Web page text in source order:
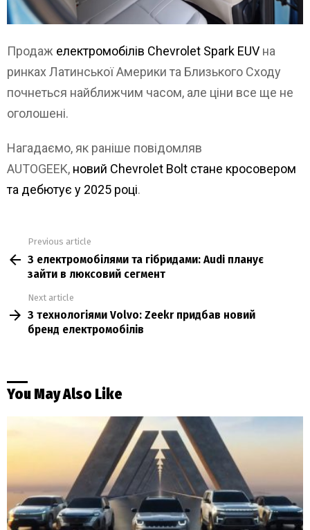
Продаж електромобілів Chevrolet Spark EUV на
ринках Латинської Америки та Близького Сходу
почнеться найближчим часом, але ціни все ще не
оголошені.
Нагадаємо, як раніше повідомляв
AUTOGEEK, новий Chevrolet Bolt стане кросовером
та дебютує у 2025 році.
more
Previous article
З електромобілями та гібридами: Audi планує
зайти в люксовий сегмент
Next article
З технологіями Volvo: Zeekr придбав новий
бренд електромобілів
You May Also Like